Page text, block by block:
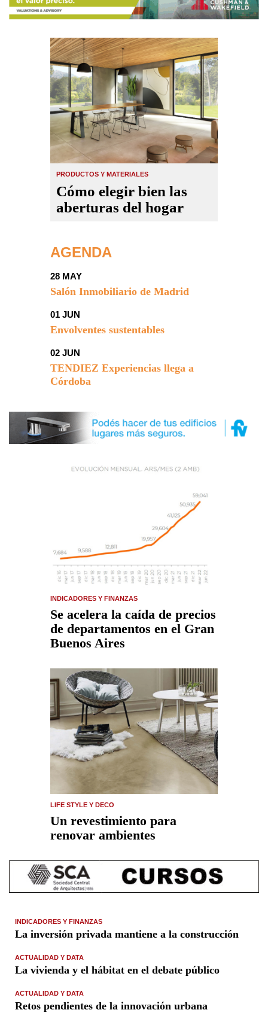
PRODUCTOS Y MATERIALES
Cómo elegir bien las
aberturas del hogar
AGENDA
28 MAY
Salón Inmobiliario de Madrid
01 JUN
Envolventes sustentables
02 JUN
TENDIEZ Experiencias llega a
Córdoba
INDICADORES Y FINANZAS
Se acelera la caída de precios
de departamentos en el Gran
Buenos Aires
LIFE STYLE Y DECO
Un revestimiento para
renovar ambientes
INDICADORES Y FINANZAS
La inversión privada mantiene a la construcción
ACTUALIDAD Y DATA
La vivienda y el hábitat en el debate público
ACTUALIDAD Y DATA
Retos pendientes de la innovación urbana